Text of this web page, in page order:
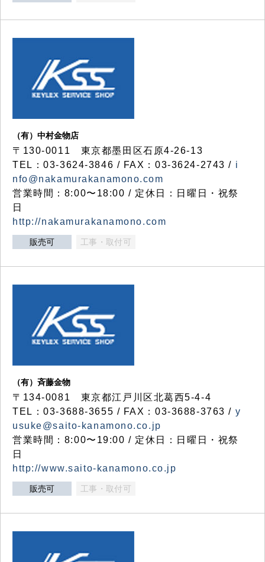
（有）中村金物店
〒130-0011 東京都墨田区石原4-26-13
TEL：03-3624-3846 / FAX：03-3624-2743 / i
nfo@nakamurakanamono.com
営業時間：8:00〜18:00 / 定休日：日曜日・祝祭
日
http://nakamurakanamono.com
販売可 工事・取付可
（有）斉藤金物
〒134-0081 東京都江戸川区北葛西5-4-4
TEL：03-3688-3655 / FAX：03-3688-3763 / y
usuke@saito-kanamono.co.jp
営業時間：8:00〜19:00 / 定休日：日曜日・祝祭
日
http://www.saito-kanamono.co.jp
販売可 工事・取付可